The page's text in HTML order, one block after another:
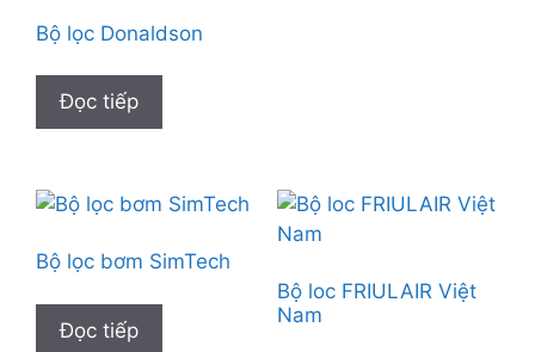
Bộ lọc Donaldson
Đọc tiếp
Bộ lọc bơm SimTech
Đọc tiếp
Bộ loc FRIULAIR Việt
Nam